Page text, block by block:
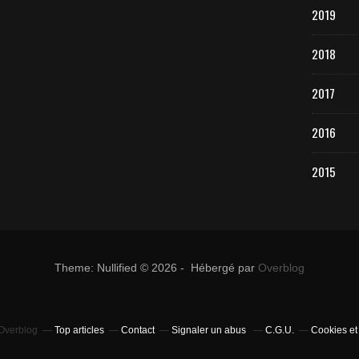
2019
2018
2017
2016
2015
Theme: Nullified © 2026 - Hébergé par Overblog
Top articles Contact Signaler un abus C.G.U. Cookies